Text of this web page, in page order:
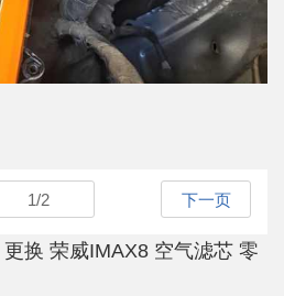
1/2 下一页
更换 荣威IMAX8 空气滤芯 零